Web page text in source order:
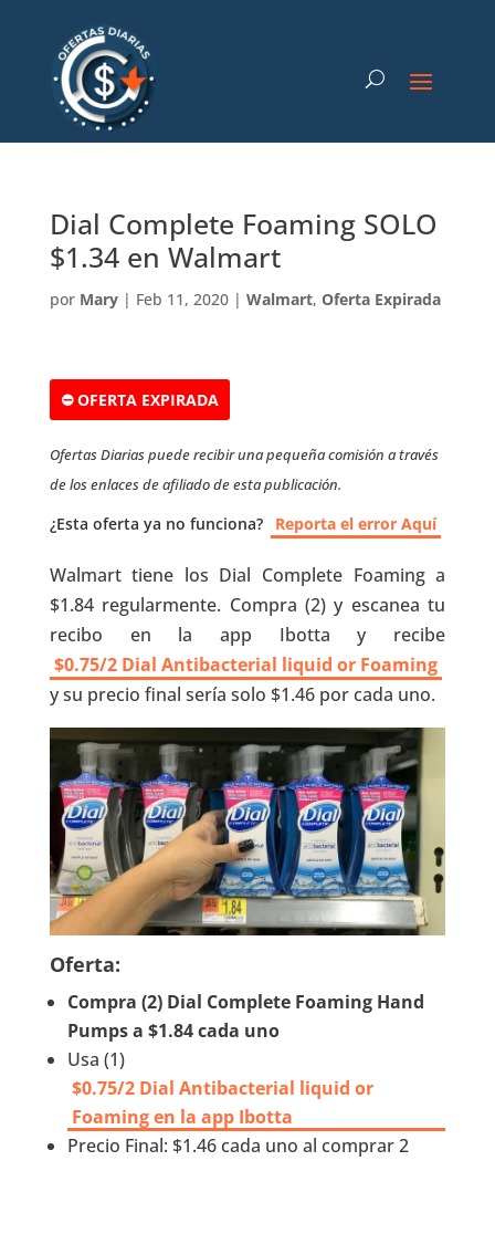
Dial Complete Foaming SOLO
$1.34 en Walmart
por Mary| Feb 11, 2020| Walmart, Oferta Expirada
⛔ OFERTA EXPIRADA
Ofertas Diarias puede recibir una pequeña comisión a través
de los enlaces de afiliado de esta publicación.
¿Esta oferta ya no funciona? Reporta el error Aquí
Walmart tiene los Dial Complete Foaming a
$1.84 regularmente. Compra (2) y escanea tu
recibo en la app Ibotta y recibe
$0.75/2 Dial Antibacterial liquid or Foaming
y su precio final sería solo $1.46 por cada uno.
Oferta:
Compra (2) Dial Complete Foaming Hand
Pumps a $1.84 cada uno
Usa (1)
$0.75/2 Dial Antibacterial liquid or
Foaming en la app Ibotta
Precio Final: $1.46 cada uno al comprar 2